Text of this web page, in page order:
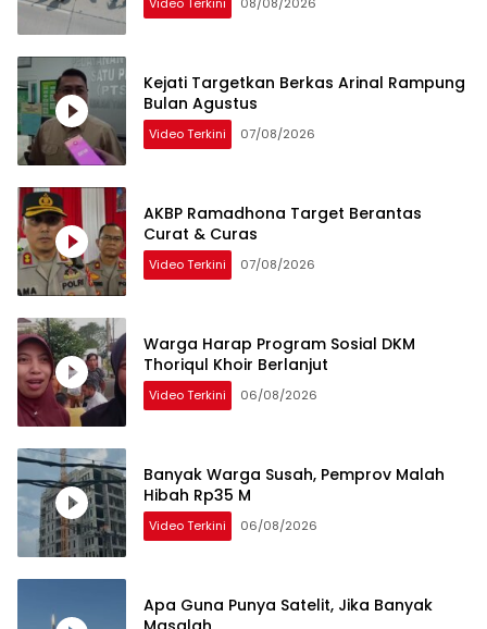
Kejati Targetkan Berkas Arinal Rampung
Bulan Agustus
Video Terkini 07/08/2026
AKBP Ramadhona Target Berantas
Curat & Curas
Video Terkini 07/08/2026
Warga Harap Program Sosial DKM
Thoriqul Khoir Berlanjut
Video Terkini 06/08/2026
Banyak Warga Susah, Pemprov Malah
Hibah Rp35 M
Video Terkini 06/08/2026
Apa Guna Punya Satelit, Jika Banyak